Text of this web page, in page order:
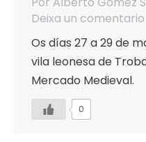
Deixa un comentario
Os días 27 a 29 de
vila leonesa de
Mercado Medieval.
0